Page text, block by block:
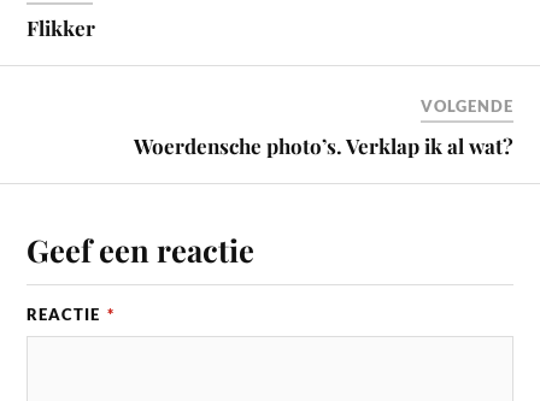
Flikker
VOLGENDE
Woerdensche photo’s. Verklap ik al wat?
Geef een reactie
REACTIE *